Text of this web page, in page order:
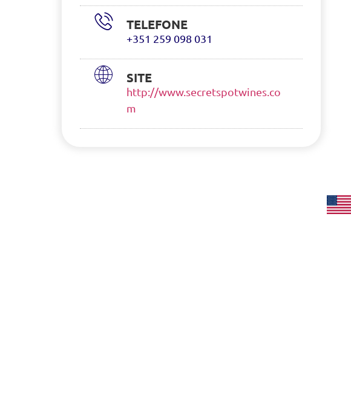
TELEFONE
+351 259 098 031
SITE
http://www.secretspotwines.co
m